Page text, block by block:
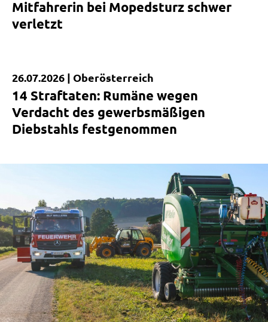
Mitfahrerin bei Mopedsturz schwer
verletzt
Kurzmeldung
26.07.2026 | Oberösterreich
14 Straftaten: Rumäne wegen
Verdacht des gewerbsmäßigen
Diebstahls festgenommen